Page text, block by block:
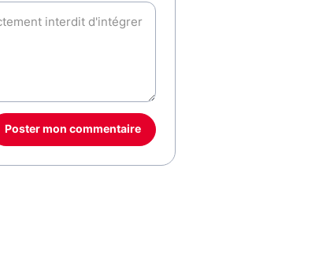
Poster mon commentaire